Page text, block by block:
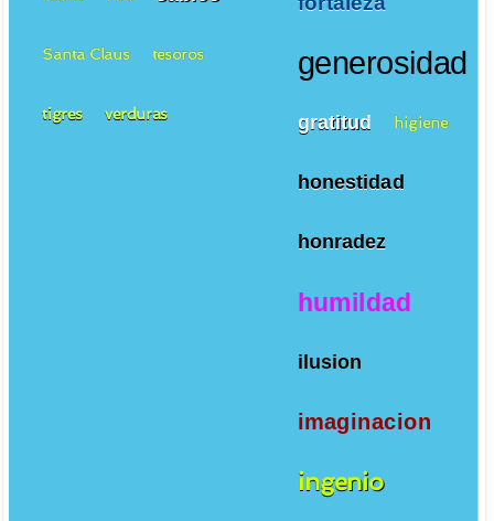
generosidad
gratitud higiene
honestidad
honradez
humildad
ilusion
imaginacion
ingenio
Santa Claus tesoros
tigres verduras